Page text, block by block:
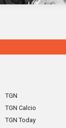
TGN
TGN Calcio
TGN Today